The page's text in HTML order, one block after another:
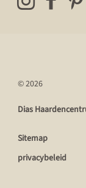
© 2026
Dias
Sitemap
privacybeleid